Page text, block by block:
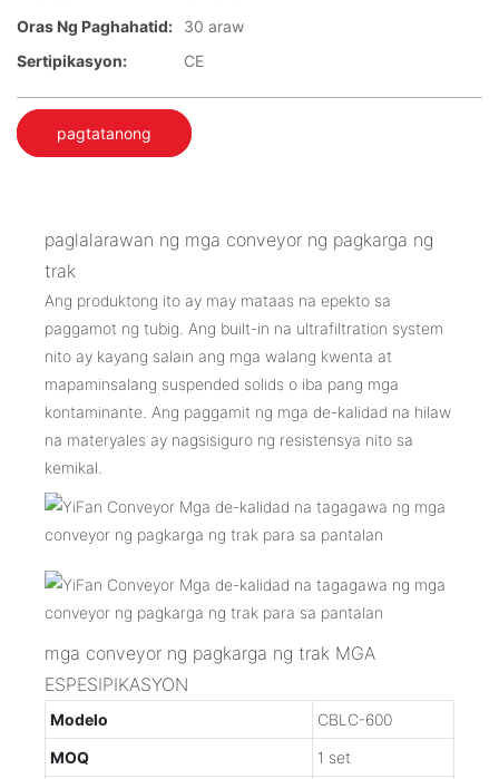
Oras Ng Paghahatid:
30 araw
Sertipikasyon:
CE
pagtatanong
paglalarawan ng mga conveyor ng pagkarga ng
trak
Ang produktong ito ay may mataas na epekto sa
paggamot ng tubig. Ang built-in na ultrafiltration system
nito ay kayang salain ang mga walang kwenta at
mapaminsalang suspended solids o iba pang mga
kontaminante. Ang paggamit ng mga de-kalidad na hilaw
na materyales ay nagsisiguro ng resistensya nito sa
kemikal.
mga conveyor ng pagkarga ng trak MGA
ESPESIPIKASYON
Modelo
CBLC-600
MOQ
1 set